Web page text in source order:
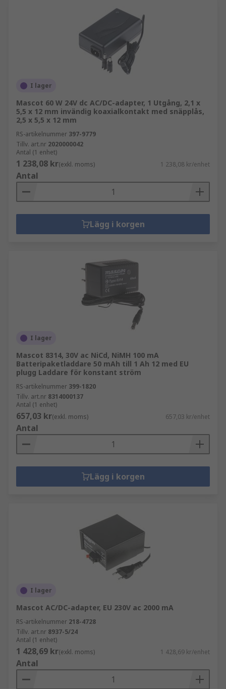
I lager
Mascot 60 W 24V dc AC/DC-adapter, 1 Utgång, 2,1 x
5,5 x 12 mm invändig koaxialkontakt med snäpplås,
2,5 x 5,5 x 12 mm
RS-artikelnummer 397-9779
Tillv. art.nr 2020000042
Antal (1 enhet)
1 238,08 kr(exkl. moms) 1 238,08 kr/enhet
Antal
Lägg i korgen
I lager
Mascot 8314, 30V ac NiCd, NiMH 100 mA
Batteripaketladdare 50 mAh till 1 Ah 12 med EU
plugg Laddare för konstant ström
RS-artikelnummer 399-1820
Tillv. art.nr 8314000137
Antal (1 enhet)
657,03 kr(exkl. moms) 657,03 kr/enhet
Antal
Lägg i korgen
I lager
Mascot AC/DC-adapter, EU 230V ac 2000 mA
RS-artikelnummer 218-4728
Tillv. art.nr 8937-5/24
Antal (1 enhet)
1 428,69 kr(exkl. moms) 1 428,69 kr/enhet
Antal